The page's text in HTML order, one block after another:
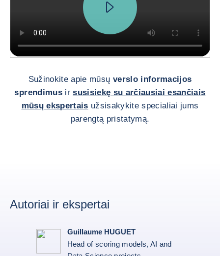
Sužinokite apie mūsų verslo informacijos
sprendimus irsusisiekę su arčiausiai esančiais
mūsų ekspertais užsisakykite specialiai jums
parengtą pristatymą.
Autoriai ir ekspertai
Guillaume HUGUET
Head of scoring models, AI and